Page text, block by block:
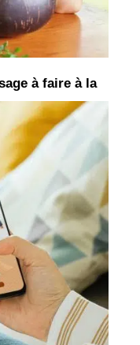
à faire à la